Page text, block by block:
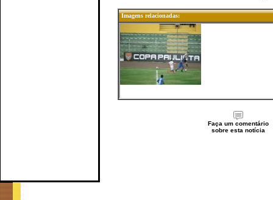
Imagens relacionadas:
Faça um comentário
sobre esta notícia